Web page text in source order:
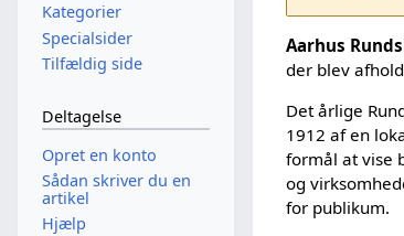
Aarhus
der blev
Det årlige
1912 af en
formål at vise
og
for publikum.
Kategorier
Specialsider
Tilfældig side
Deltagelse
Opret en konto
Sådan skriver du en
artikel
Hjælp